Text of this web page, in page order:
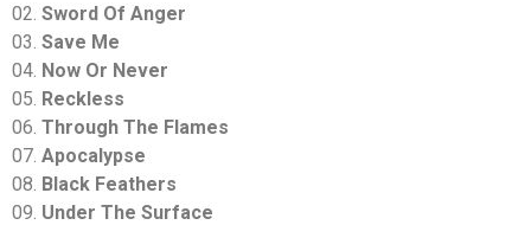
02. Sword Of Anger
03. Save Me
04. Now Or Never
05. Reckless
06. Through The Flames
07. Apocalypse
08. Black Feathers
09. Under The Surface